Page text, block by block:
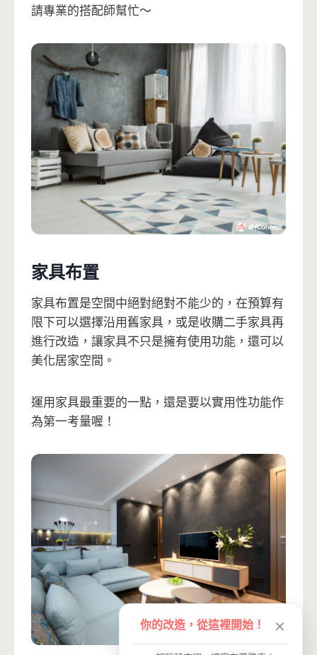
請專業的搭配師幫忙～
家具布置
家具布置是空間中絕對絕對不能少的，在預算有
限下可以選擇沿用舊家具，或是收購二手家具再
進行改造，讓家具不只是擁有使用功能，還可以
美化居家空間。
運用家具最重要的一點，還是要以實用性功能作
為第一考量喔！
你的改造，從這裡開始！ ✕